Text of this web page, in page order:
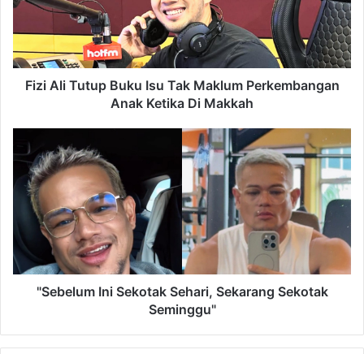
Maklum
Perkembangan
Anak
Ketika
Fizi Ali Tutup Buku Isu Tak Maklum Perkembangan
Anak Ketika Di Makkah
Ini
Sekotak
Sehari,
Sekarang
Sekotak
Seminggu"
"Sebelum Ini Sekotak Sehari, Sekarang Sekotak
Seminggu"